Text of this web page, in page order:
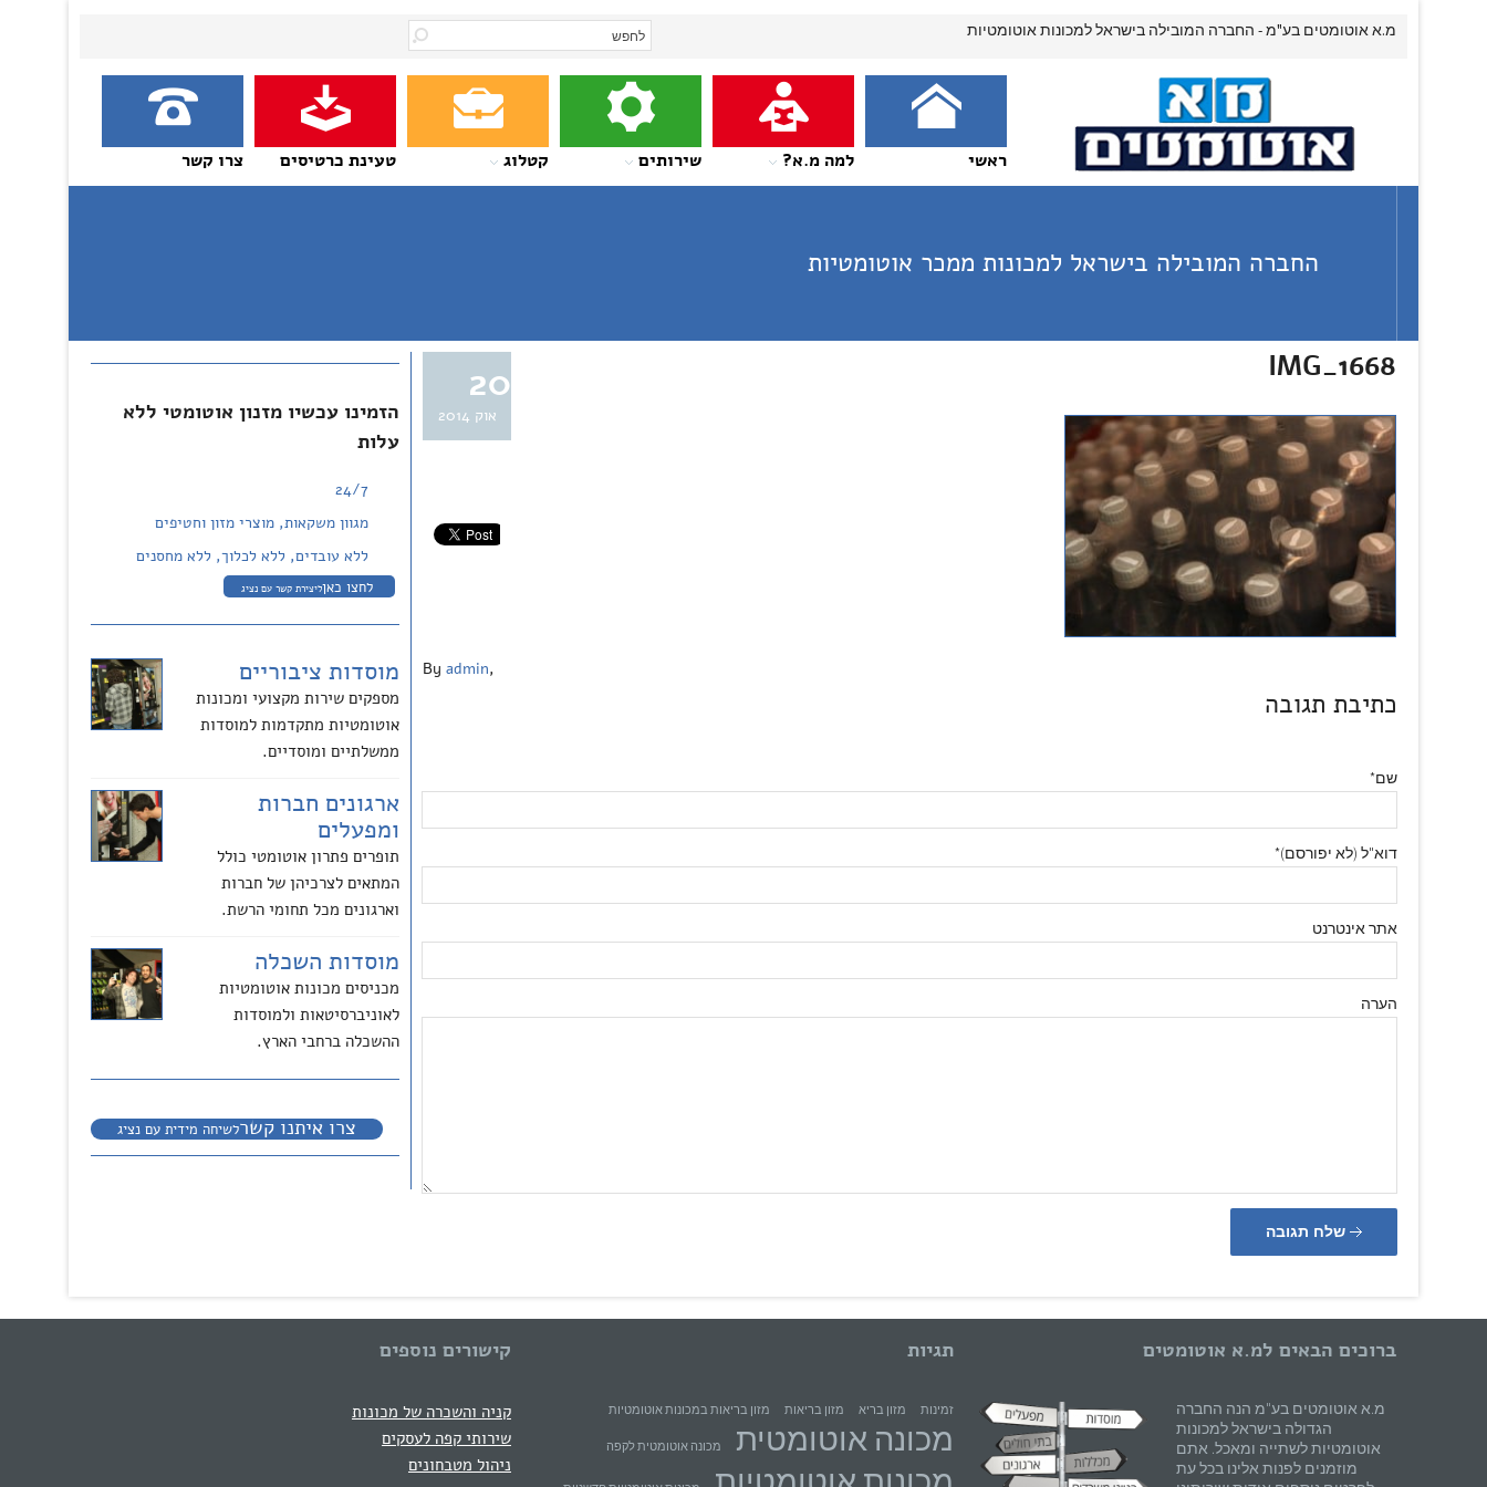
מ.א אוטומטים בע"מ - החברה המובילה בישראל למכונות אוטומטיות
ראשי למה מ.א? שירותים קטלוג טעינת כרטיסים צרו קשר
החברה המובילה בישראל למכונות ממכר אוטומטיות
20
אוק 2014
IMG_1668
By admin,
כתיבת תגובה
שם*
דוא"ל (לא יפורסם)*
אתר אינטרנט
הערה
הזמינו עכשיו מזנון אוטומטי ללא
עלות
24/7
מגוון משקאות, מוצרי מזון וחטיפים
ללא עובדים, ללא לכלוך, ללא מחסנים
לחצו כאןליצירת קשר עם נציג
מוסדות ציבוריים
מספקים שירות מקצועי ומכונות
אוטומטיות מתקדמות למוסדות
ממשלתיים ומוסדיים.
ארגונים חברות
ומפעלים
תופרים פתרון אוטומטי כולל
המתאים לצרכיהן של חברות
וארגונים מכל תחומי הרשת.
מוסדות השכלה
מכניסים מכונות אוטומטיות
לאוניברסיטאות ולמוסדות
ההשכלה ברחבי הארץ.
צרו איתנו קשרלשיחה מידית עם נציג
קישורים נוספים
קניה והשכרה של מכונות
שירותי קפה לעסקים
ניהול מטבחונים
תגיות
זמינות מזון בריא מזון בריאות מזון בריאות במכונות אוטומטיות
מכונה אוטומטית מכונה אוטומטית לקפה
ברוכים הבאים למ.א אוטומטים
מ.א אוטומטים בע"מ הנה החברה
הגדולה בישראל למכונות
אוטומטיות לשתייה ומאכל. אתם
מוזמנים לפנות אלינו בכל עת